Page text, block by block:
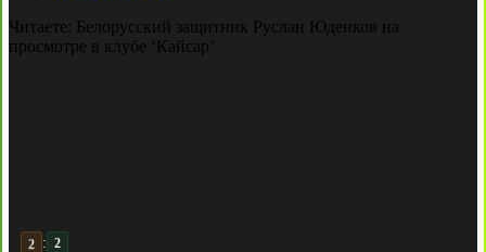
Читаете: Белорусский защитник Руслан Юденков на
просмотре в клубе ‘Кайсар’
3 : 2